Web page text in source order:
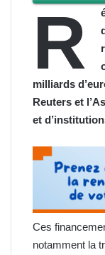
R
milliards
Reuters et
et
Ces
notamment la